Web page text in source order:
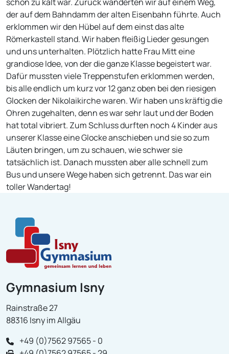
der auf dem Bahndamm der alten Eisenbahn führte. Auch
erklommen wir den Hübel auf dem einst das alte
Römerkastell stand. Wir haben fleißig Lieder gesungen
und uns unterhalten. Plötzlich hatte Frau Mitt eine
grandiose Idee, von der die ganze Klasse begeistert war.
Dafür mussten viele Treppenstufen erklommen werden,
bis alle endlich um kurz vor 12 ganz oben bei den riesigen
Glocken der Nikolaikirche waren. Wir haben uns kräftig die
Ohren zugehalten, denn es war sehr laut und der Boden
hat total vibriert. Zum Schluss durften noch 4 Kinder aus
unserer Klasse eine Glocke anschieben und sie so zum
Läuten bringen, um zu schauen, wie schwer sie
tatsächlich ist. Danach mussten aber alle schnell zum
Bus und unsere Wege haben sich getrennt. Das war ein
toller Wandertag!
Gymnasium Isny
Rainstraße 27
88316 Isny im Allgäu
+49 (0)7562 97565 - 0